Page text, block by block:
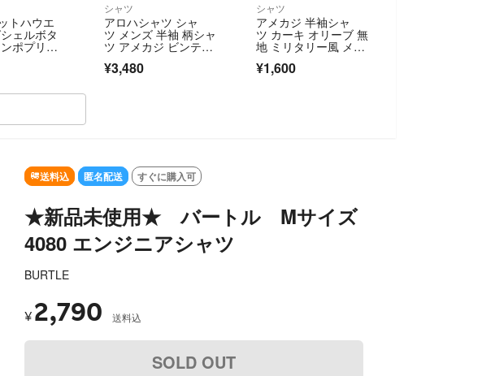
トハウエ
ェルボタ
ポプリ
シャツ
アロハシャツ シャ
ツ メンズ 半袖 柄シャ
ツ アメカジ ビンテー
¥3,480
シャツ
アメカジ 半袖シャ
ツ カーキ オリーブ 無
地 ミリタリー風 メン
¥1,600
SOLD OUT
送料込 匿名配送 すぐに購入可
★新品未使用★ バートル Mサイズ
4080 エンジニアシャツ
BURTLE
¥ 2,790 送料込
SOLD OUT